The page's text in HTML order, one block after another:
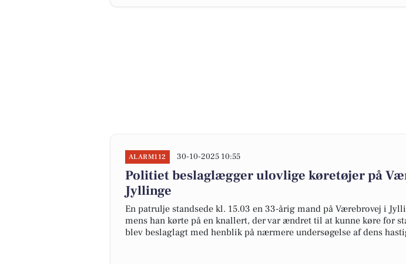
ALARM112 30-10-2025 10:55
Politiet beslaglægger ulovlige køretøjer på
Jyllinge
En patrulje standsede kl. 15.03 en 33-årig mand på Værebrovej i
mens han kørte på en knallert, der var ændret til at kunne køre for
blev beslaglagt med henblik på nærmere undersøgelse af dens